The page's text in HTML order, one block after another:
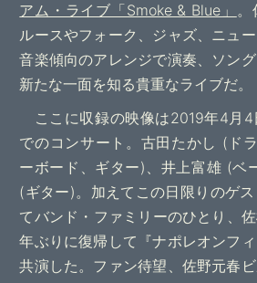
アム・ライブ「Smoke & Blue」 。
ルースやフォーク、ジャズ、ニュ
音楽傾向のアレンジで演奏、ソン
新たな一面を知る貴重なライブだ。
ここに収録の映像は2019年4月4
でのコンサート。古田たかし (ド
ーボード、ギター)、井上富雄 (ベ
(ギター)。加えてこの日限りのゲ
てバンド・ファミリーのひとり、
年ぶりに復帰して『ナポレオンフ
共演した。ファン待望、佐野元春